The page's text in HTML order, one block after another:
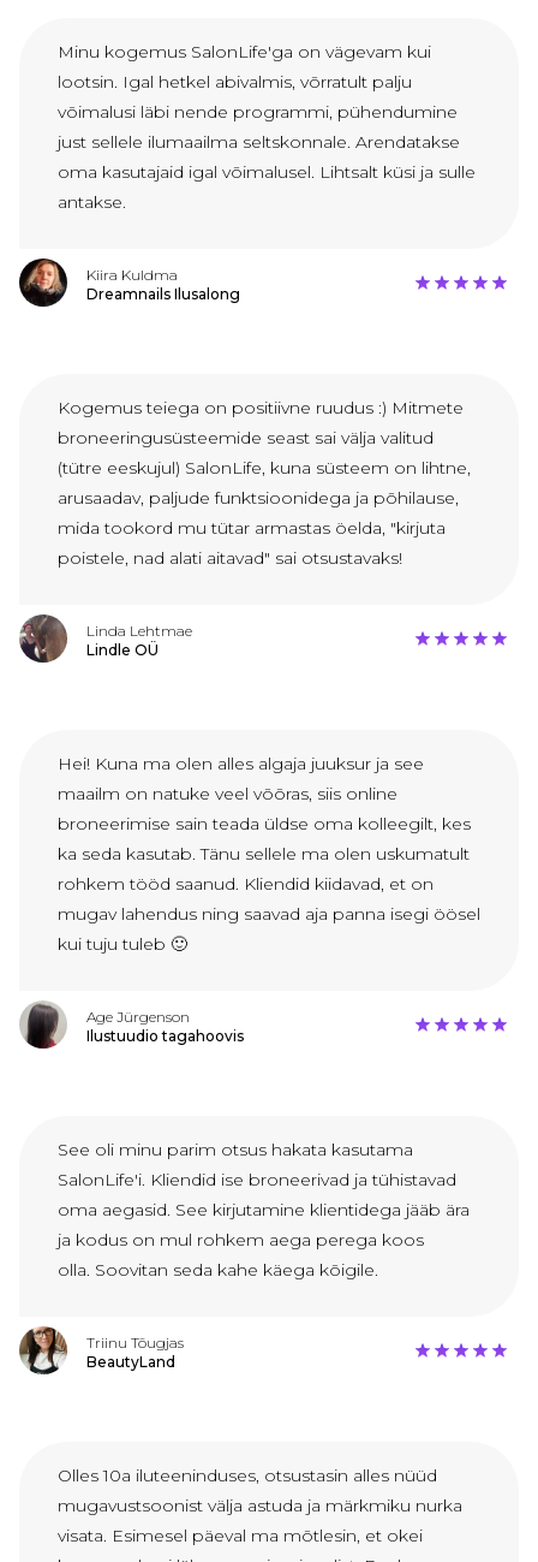
Minu kogemus SalonLife'ga on vägevam kui
lootsin. Igal hetkel abivalmis, võrratult palju
võimalusi läbi nende programmi, pühendumine
just sellele ilumaailma seltskonnale. Arendatakse
oma kasutajaid igal võimalusel. Lihtsalt küsi ja sulle
antakse.
Kiira Kuldma
Dreamnails Ilusalong
Kogemus teiega on positiivne ruudus :) Mitmete
broneeringusüsteemide seast sai välja valitud
(tütre eeskujul) SalonLife, kuna süsteem on lihtne,
arusaadav, paljude funktsioonidega ja põhilause,
mida tookord mu tütar armastas öelda, "kirjuta
poistele, nad alati aitavad" sai otsustavaks!
Linda Lehtmae
Lindle OÜ
Hei! Kuna ma olen alles algaja juuksur ja see
maailm on natuke veel võõras, siis online
broneerimise sain teada üldse oma kolleegilt, kes
ka seda kasutab. Tänu sellele ma olen uskumatult
rohkem tööd saanud. Kliendid kiidavad, et on
mugav lahendus ning saavad aja panna isegi öösel
kui tuju tuleb 🙂
Age Jürgenson
Ilustuudio tagahoovis
See oli minu parim otsus hakata kasutama
SalonLife'i. Kliendid ise broneerivad ja tühistavad
oma aegasid. See kirjutamine klientidega jääb ära
ja kodus on mul rohkem aega perega koos
olla. Soovitan seda kahe käega kõigile.
Triinu Tõugjas
BeautyLand
Olles 10a iluteeninduses, otsustasin alles nüüd
mugavustsoonist välja astuda ja märkmiku nurka
visata. Esimesel päeval ma mõtlesin, et okei